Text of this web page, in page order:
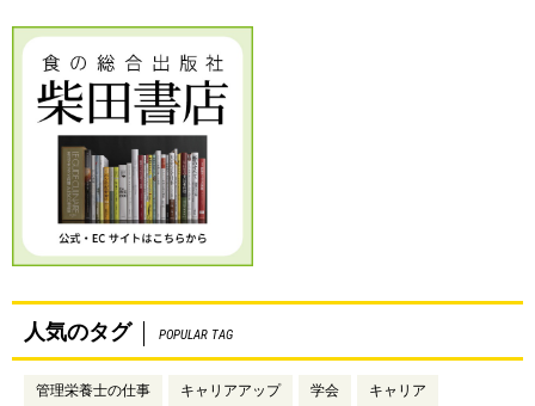
人気のタグ POPULAR TAG
管理栄養士の仕事 キャリアアップ 学会 キャリア